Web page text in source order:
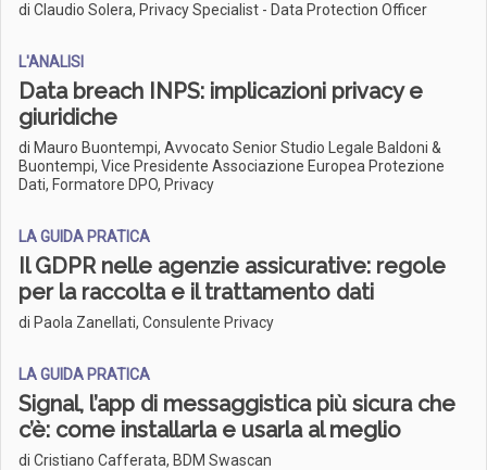
di Claudio Solera, Privacy Specialist - Data Protection Officer
L'ANALISI
Data breach INPS: implicazioni privacy e
giuridiche
di Mauro Buontempi, Avvocato Senior Studio Legale Baldoni &
Buontempi, Vice Presidente Associazione Europea Protezione
Dati, Formatore DPO, Privacy
LA GUIDA PRATICA
Il GDPR nelle agenzie assicurative: regole
per la raccolta e il trattamento dati
di Paola Zanellati, Consulente Privacy
LA GUIDA PRATICA
Signal, l’app di messaggistica più sicura che
c’è: come installarla e usarla al meglio
di Cristiano Cafferata, BDM Swascan